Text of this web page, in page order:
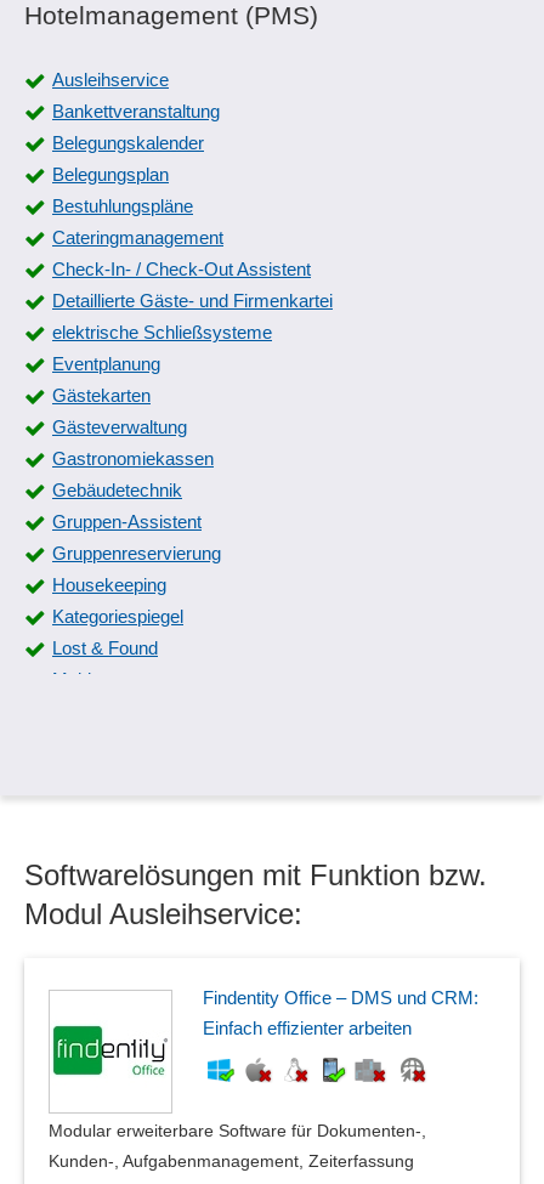
Hotelmanagement (PMS)
Ausleihservice
Bankettveranstaltung
Belegungskalender
Belegungsplan
Bestuhlungspläne
Cateringmanagement
Check-In- / Check-Out Assistent
Detaillierte Gäste- und Firmenkartei
elektrische Schließsysteme
Eventplanung
Gästekarten
Gästeverwaltung
Gastronomiekassen
Gebäudetechnik
Gruppen-Assistent
Gruppenreservierung
Housekeeping
Kategoriespiegel
Lost & Found
Meldewesen
Reservierungsplan
Room Report
Room Service
Vakanzplan
Veranstaltungshinweise
Verfügbarkeitskalender
Wellnessprogramm
Softwarelösungen mit Funktion bzw.
Modul Ausleihservice:
Findentity Office – DMS und CRM:
Einfach effizienter arbeiten
Modular erweiterbare Software für Dokumenten-,
Kunden-, Aufgabenmanagement, Zeiterfassung